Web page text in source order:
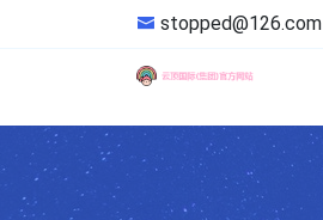
stopped@126.com